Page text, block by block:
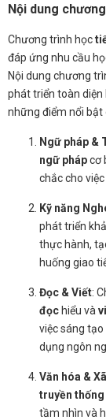
Nội dung
Chương trình học
đáp ứng nhu cầu
Nội dung chương
phát triển toàn diện
những điểm nổi bật
Ngữ pháp &
ngữ phápcơ
chắc cho
Kỹ năng
phát triển
thực hành,
huống giao
Đọc & Viết:
đọc hiểu và
việc sáng
dụng ngôn
Văn hóa &
truyền thống
tầm nhìn và